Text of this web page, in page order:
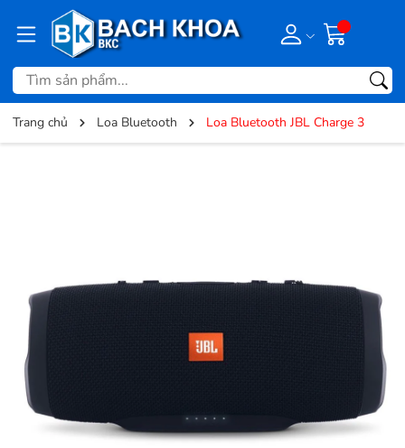
Trang chủ Loa Bluetooth Loa Bluetooth JBL Charge 3